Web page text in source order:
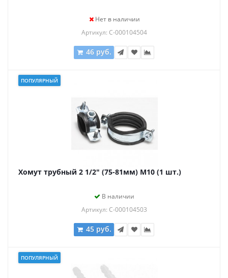
Нет в наличии
Артикул: С-000104504
46 руб.
ПОПУЛЯРНЫЙ
Хомут трубный 2 1/2" (75-81мм) М10 (1 шт.)
В наличии
Артикул: С-000104503
45 руб.
ПОПУЛЯРНЫЙ